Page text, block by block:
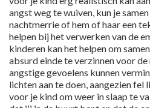
angst weg te wuiven, kun je
nachtmerrie of hem of haar een
helpen bij het verwerken van de
kinderen kan het helpen om
absurd einde te verzinnen voor
angstige gevoelens kunnen
lichten aan te doen, aangezien
voor je kind om weer in slaap te